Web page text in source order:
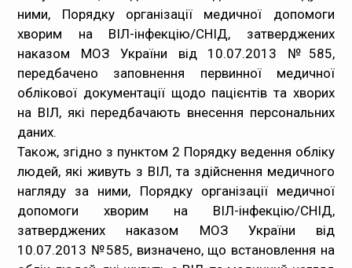
ними, Порядку організації медичної допомоги
хворим на ВІЛ-інфекцію/СНІД, затверджених
наказом МОЗ України від 10.07.2013 №585,
передбачено заповнення первинної медичної
облікової документації щодо пацієнтів та хворих
на ВІЛ, які передбачають внесення персональних
даних.
Також, згідно з пунктом 2 Порядку ведення обліку
людей, які живуть з ВІЛ, та здійснення медичного
нагляду за ними, Порядку організації медичної
допомоги хворим на ВІЛ-інфекцію/СНІД,
затверджених наказом МОЗ України від
10.07.2013 №585, визначено, що встановлення на